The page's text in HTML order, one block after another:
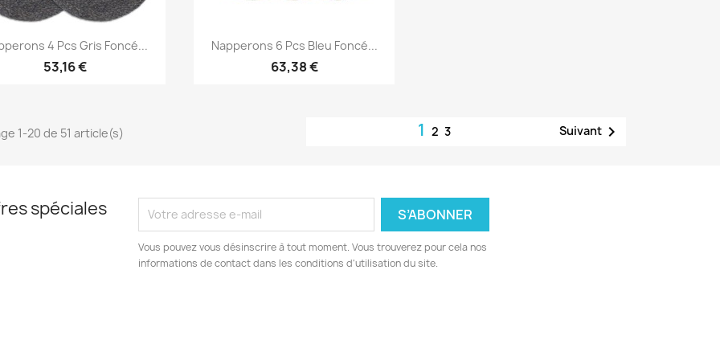
Aperçu rapide
4 Pcs Gris Foncé...
53,16 €
Aperçu rapide
Napperons 6 Pcs Bleu Foncé...
63,38 €
1-20 de 51 article(s) 123 Suivant
spéciales
Vous pouvez vous désinscrire à tout moment. Vous trouverez pour cela nos
informations de contact dans les conditions d'utilisation du site.